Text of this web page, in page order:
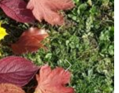
Nächstes